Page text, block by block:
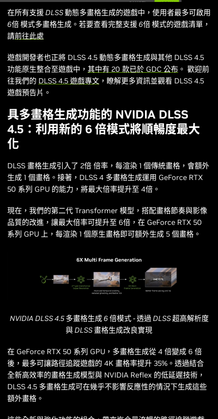
在所有支援 DLSS 動態多畫格生成的遊戲中，使用者最多可啟用
6倍 模式多畫格生成。若要查看完整支援 6倍 模式的遊戲清單，
請前往此處
遊戲開發者也正將 DLSS 4.5 動態多畫格生成與其他 DLSS 4.5
功能原生整合至遊戲中， 其中有 20 款已於 GDC 公布 。 歡迎前
往我們的 DLSS 4.5 遊戲專文 ，瞭解更多資訊並觀看 DLSS 4.5
遊戲預告片。
具多畫格生成功能的 NVIDIA DLSS
4.5：利用新的 6 倍模式將順暢度最大
化
DLSS 畫格生成引入了 2倍 倍率，每渲染 1 個傳統畫格，會額外
生成 1 個畫格。接著，DLSS 4 多畫格生成運用 GeForce RTX
50 系列 GPU 的能力，將最大倍率提升至 4倍。
現在，我們的第二代 Transformer 模型，搭配畫格節奏與影像
品質的改進，讓最大倍率可提升至 6倍，在 GeForce RTX 50
系列 GPU 上，每渲染 1 個原生畫格即可額外生成 5 個畫格。
NVIDIA DLSS 4.5 多畫格生成 6 倍模式 - 透過 DLSS 超高解析度
與 DLSS 畫格生成改良實現
在 GeForce RTX 50 系列 GPU，多畫格生成從 4 倍變成 6 倍
後，最多可讓路徑追蹤遊戲的 4K 畫格率提升 35%。透過結合
全新高效率的畫格生成模型與 NVIDIA Reflex 的低延遲技術，
DLSS 4.5 多畫格生成可在幾乎不影響反應性的情況下生成這些
額外畫格。